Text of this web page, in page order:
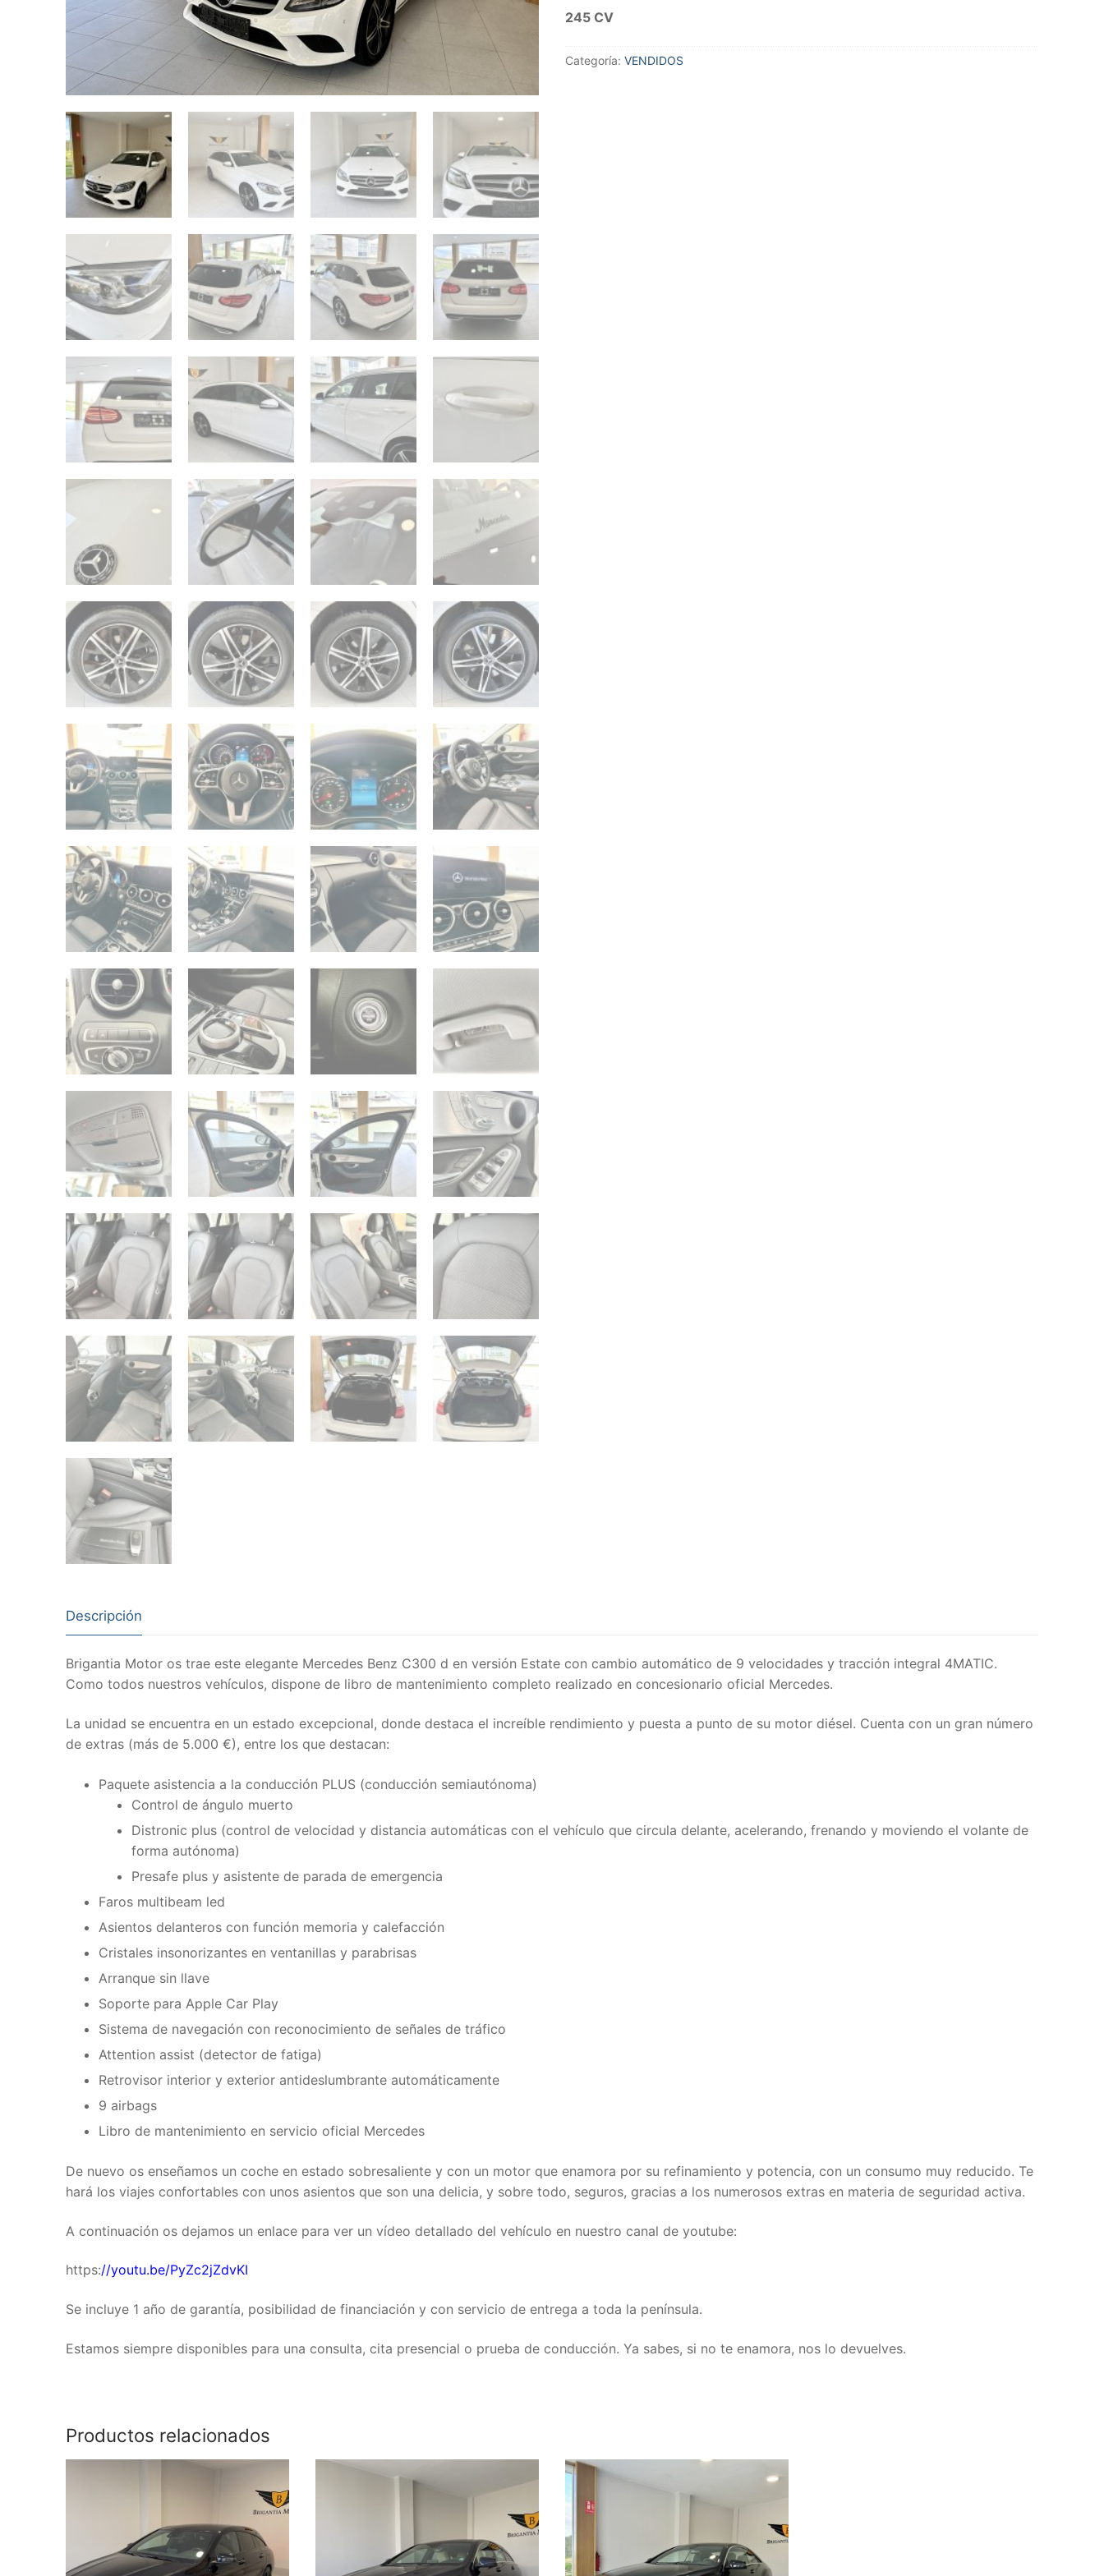
245 CV
Categoría: VENDIDOS
Descripción
Brigantia Motor os trae este elegante Mercedes Benz C300 d en versión Estate con cambio automático de 9 velocidades y tracción integral 4MATIC.
Como todos nuestros vehículos, dispone de libro de mantenimiento completo realizado en concesionario oficial Mercedes.
La unidad se encuentra en un estado excepcional, donde destaca el increíble rendimiento y puesta a punto de su motor diésel. Cuenta con un gran número
de extras (más de 5.000 €), entre los que destacan:
Paquete asistencia a la conducción PLUS (conducción semiautónoma)
Control de ángulo muerto
Distronic plus (control de velocidad y distancia automáticas con el vehículo que circula delante, acelerando, frenando y moviendo el volante de
forma autónoma)
Presafe plus y asistente de parada de emergencia
Faros multibeam led
Asientos delanteros con función memoria y calefacción
Cristales insonorizantes en ventanillas y parabrisas
Arranque sin llave
Soporte para Apple Car Play
Sistema de navegación con reconocimiento de señales de tráfico
Attention assist (detector de fatiga)
Retrovisor interior y exterior antideslumbrante automáticamente
9 airbags
Libro de mantenimiento en servicio oficial Mercedes
De nuevo os enseñamos un coche en estado sobresaliente y con un motor que enamora por su refinamiento y potencia, con un consumo muy reducido. Te
hará los viajes confortables con unos asientos que son una delicia, y sobre todo, seguros, gracias a los numerosos extras en materia de seguridad activa.
A continuación os dejamos un enlace para ver un vídeo detallado del vehículo en nuestro canal de youtube:
https://youtu.be/PyZc2jZdvKI
Se incluye 1 año de garantía, posibilidad de financiación y con servicio de entrega a toda la península.
Estamos siempre disponibles para una consulta, cita presencial o prueba de conducción. Ya sabes, si no te enamora, nos lo devuelves.
Productos relacionados